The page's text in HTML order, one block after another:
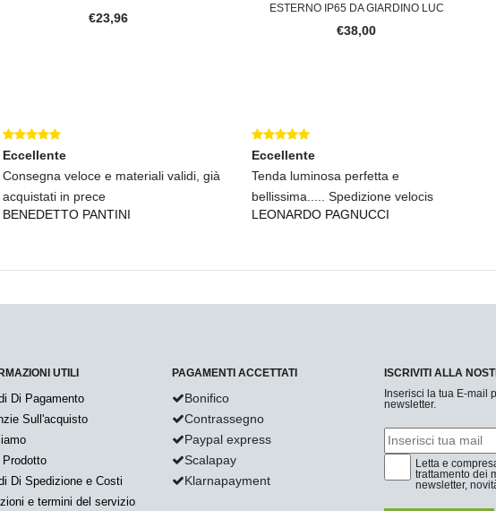
€23,96
ESTERNO IP65 DA GIARDINO LUC
€38,00
veloce e materiali validi, già
in prece
PANTINI
Eccellente
Tenda luminosa perfetta e
bellissima..... Spedizione velocis
LEONARDO PAGNUCCI
UTILI
Di Pagamento
Sull'acquisto
Prodotto
Di Spedizione e Costi
e termini del servizio
PAGAMENTI ACCETTATI
Bonifico
Contrassegno
Paypal express
Scalapay
Klarnapayment
ISCRIVITI ALLA
Inserisci la tua E-mail
newsletter.
Letta e
trattamento dei
newsletter,